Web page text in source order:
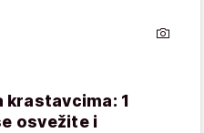
krastavcima: 1
osvežite i